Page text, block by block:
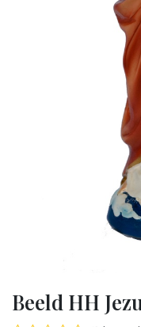
Beeld HH